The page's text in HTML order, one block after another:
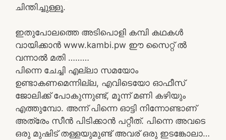
ചിന്തിച്ചുള്ളൂ.
ഇതുപോലത്തെ അടിപൊളി കമ്പി കഥകൾ
വായിക്കാൻ www.kambi.pw ഈ സൈറ്റ് ൽ
വന്നാൽ മതി ………
പിന്നെ ചേച്ചി എല്ലാ സമയോം
ഉണ്ടാകണമെന്നില്ല, എവിടെയോ ഓഫീസ്
ജോലിക്ക് പോകുന്നുണ്ട്, മൂന്ന് മണി കഴിയും
എത്തുമ്പോ. അന്ന് പിന്നെ ഓട്ടി നിന്നോണ്ടാണ്
അത്രേം സീൻ പിടിക്കാൻ പറ്റീത്. പിന്നെ അവടെ
ഒരു മുഷിട് തള്ളയുമുണ്ട് അവര് ഒരു ഇടങ്കോലാ…